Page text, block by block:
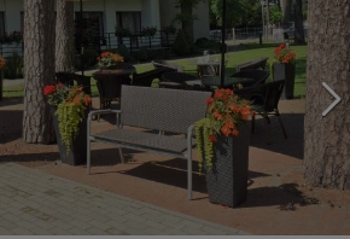
šis piedāvājums?
atpūtai atlikuši tikai daži soļi
PĒRKU